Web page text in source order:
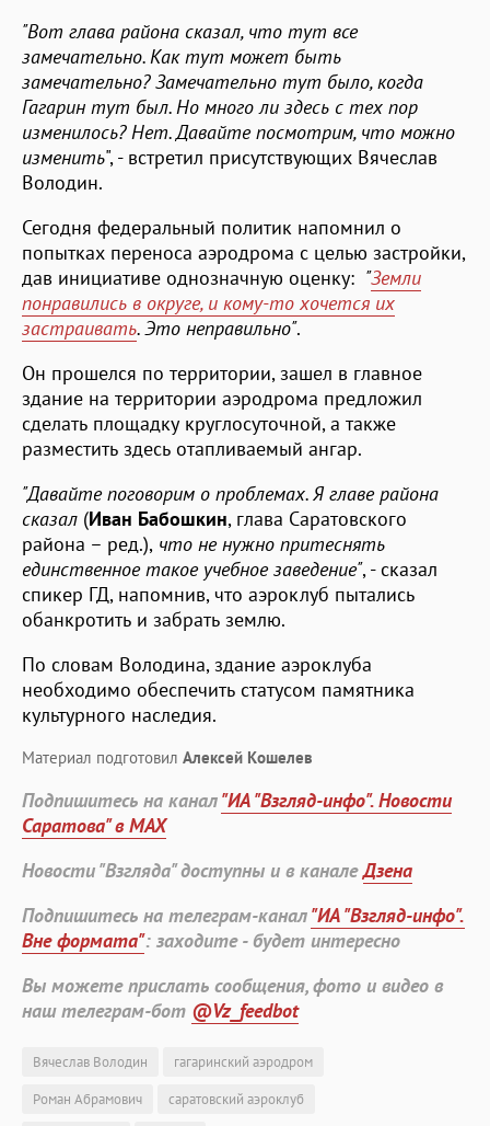
"Вот глава района сказал, что тут все
замечательно. Как тут может быть
замечательно? Замечательно тут было, когда
Гагарин тут был. Но много ли здесь с тех пор
изменилось? Нет. Давайте посмотрим, что можно
изменить", - встретил присутствующих Вячеслав
Володин.
Сегодня федеральный политик напомнил о
попытках переноса аэродрома с целью застройки,
дав инициативе однозначную оценку: "Земли
понравились в округе, и кому-то хочется их
застраивать. Это неправильно".
Он прошелся по территории, зашел в главное
здание на территории аэродрома предложил
сделать площадку круглосуточной, а также
разместить здесь отапливаемый ангар.
"Давайте поговорим о проблемах. Я главе района
сказал (Иван Бабошкин, глава Саратовского
района – ред.), что не нужно притеснять
единственное такое учебное заведение", - сказал
спикер ГД, напомнив, что аэроклуб пытались
обанкротить и забрать землю.
По словам Володина, здание аэроклуба
необходимо обеспечить статусом памятника
культурного наследия.
Материал подготовил Алексей Кошелев
Подпишитесь на канал"ИА "Взгляд-инфо". Новости
Саратова" в MAX
Новости "Взгляда" доступны и в каналеДзена
Подпишитесь на телеграм-канал"ИА "Взгляд-инфо".
Вне формата": заходите - будет интересно
Вы можете прислать сообщения, фото и видео в
наш телеграм-бот @Vz_feedbot
Вячеслав Володин
гагаринский аэродром
Роман Абрамович
саратовский аэроклуб